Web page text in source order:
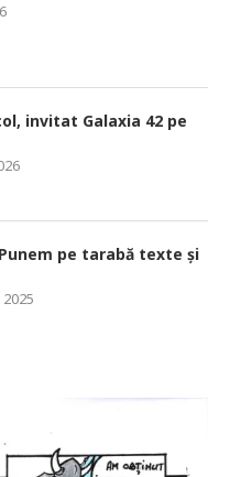
invitat Galaxia 42 pe
Punem pe tarabă texte și